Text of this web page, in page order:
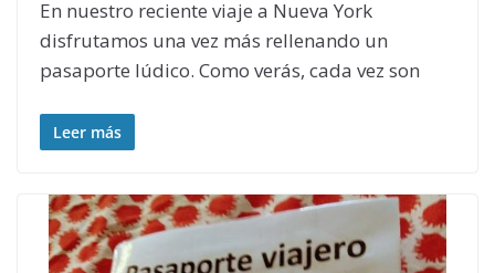
En nuestro reciente viaje a Nueva York
disfrutamos una vez más rellenando un
pasaporte lúdico. Como verás, cada vez son
Leer más